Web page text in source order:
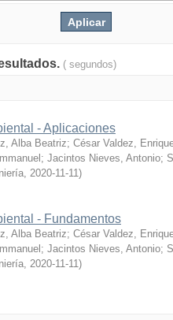
( segundos)
- Aplicaciones
Alba Beatriz; César Valdez,
; Jacintos Nieves, Antonio;
, 2020-11-11)
- Fundamentos
Alba Beatriz; César Valdez,
; Jacintos Nieves, Antonio;
, 2020-11-11)